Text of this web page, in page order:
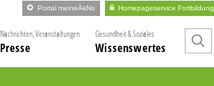
Portal meineÄkNo Homepageservice Fortbildung
Nachrichten, Veranstaltungen
Presse
Gesundheit & Soziales
Wissenswertes